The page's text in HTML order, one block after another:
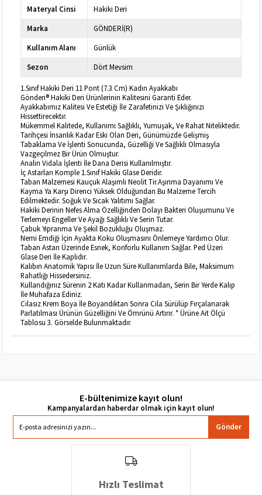
Materyal Cinsi
Hakiki Deri
Marka
GÖNDERİ(R)
Kullanım Alanı
Günlük
Sezon
Dört Mevsim
1.Sınıf Hakiki Deri 11 Pont (7.3 Cm) Kadın Ayakkabı
Gönderi® Hakiki Deri Ürünlerinin Kalitesini Garanti Eder.
Ayakkabımız Kalitesi Ve Estetiği İle Zarafetinizi Ve Şıklığınızı
Hissettirecektir.
Mükemmel Kalitede, Kullanımı Sağlıklı, Yumuşak, Ve Rahat Niteliktedir.
Tarihçesi İnsanlık Kadar Eski Olan Deri, Günümüzde Gelişmiş
Tabaklama Ve İşlenti Sonucunda, Güzelliği Ve Sağlıklı Olmasıyla
Vazgeçilmez Bir Ürün Olmuştur.
Analin Vidala İşlenti İle Dana Derisi Kullanılmıştır.
İç Astarları Komple 1.Sınıf Hakiki Glase Deridir.
Taban Malzemesi Kauçuk Alaşımlı Neolit Tir.Aşınma Dayanımı Ve
Kayma Ya Karşı Direnci Yüksek Olduğundan Bu Malzeme Tercih
Edilmektedir. Soğuk Ve Sıcak Yalıtımı Sağlar.
Hakiki Derinin Nefes Alma Özelliğinden Dolayı Bakteri Oluşumunu Ve
Terlemeyi Engeller Ve Ayağı Sağlıklı Ve Serin Tutar.
Çabuk Yıpranma Ve Şekil Bozukluğu Oluşmaz.
Nemi Emdiği İçin Ayakta Koku Oluşmasını Önlemeye Yardımcı Olur.
Taban Astarı Üzerinde Esnek, Konforlu Kullanım Sağlar. Ped Üzeri
Glase Deri İle Kaplıdır.
Kalıbın Anatomik Yapısı İle Uzun Süre Kullanımlarda Bile, Maksimum
Rahatlığı Hissedersiniz.
Kullandığınız Sürenin 2 Katı Kadar Kullanmadan, Serin Bir Yerde Kalıp
İle Muhafaza Ediniz.
Cilasız Krem Boya İle Boyandıktan Sonra Cila Sürülüp Fırçalanarak
Parlatılması Ürünün Güzelliğini Ve Ömrünü Artırır. * Ürüne Ait Ölçü
Tablosu 3. Görselde Bulunmaktadır.
E-bültenimize kayıt olun!
Gönder
Hızlı Teslimat